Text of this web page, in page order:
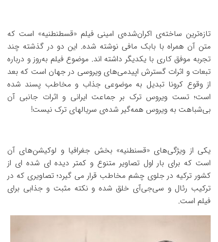
تازه‌ترین ساخته‌ی اکران‌شده‌ی امینی فیلم «قسطنطنیه» است که
متن آن همراه با بابک مافی نوشته شده. این دو در گذشته چند
تجربه موفق کاری با یکدیگر داشته اند. موضوع فیلم به‌روز و درباره
تبعات و اثرات گسترش اپیدمی‌های ویروسی در جهان است که بعد
از وقوع کرونا تبدیل به موضوعی جذاب و مخاطب پسند شده
است؛ تست ویروس ترک بر جماعت ایرانی و اثرات جانبی آن
بی‌شباهت به ویروس همه‌گیر شده‌ی سریالهای ترک نیست!
یکی از ویژگی‌های «قسنطنیه» بخش جغرافیا و لوکیشن‌های آن
است که برای بار اول تصاویر متنوع و کمتر دیده ای شده ای از
کشور ترکیه در جلوی چشم مخاطب قرار می گیرد؛ تصاویری که در
ترکیب رئال و سی‌جی‌آی خلق شده و نکته مثبت و جذابی برای
فیلم است.